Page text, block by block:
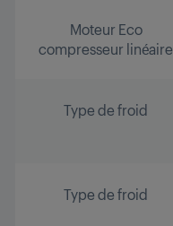
Moteur Eco
compresseur linéaire
Type de froid
Type de froid